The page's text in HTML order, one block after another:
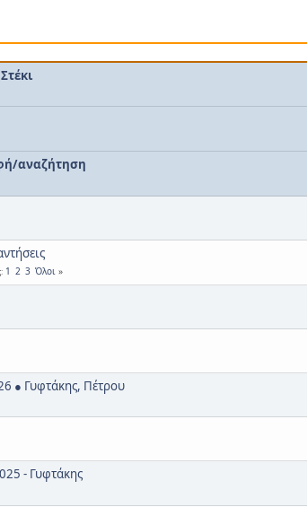
αναζήτηση
1 2 3 Όλοι
● Γυφτάκης, Πέτρου
- Γυφτάκης